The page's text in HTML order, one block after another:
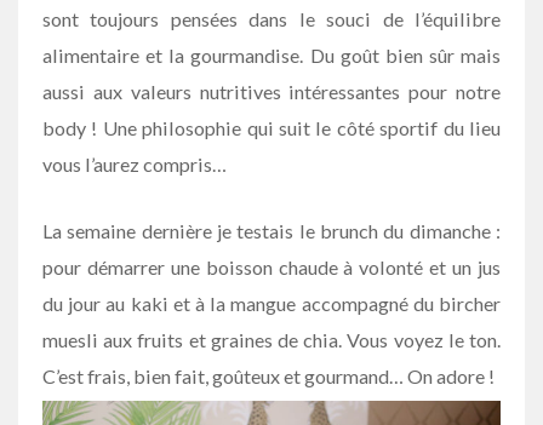
sont toujours pensées dans le souci de l’équilibre
alimentaire et la gourmandise. Du goût bien sûr mais
aussi aux valeurs nutritives intéressantes pour notre
body ! Une philosophie qui suit le côté sportif du lieu
vous l’aurez compris…
La semaine dernière je testais le brunch du dimanche :
pour démarrer une boisson chaude à volonté et un jus
du jour au kaki et à la mangue accompagné du bircher
muesli aux fruits et graines de chia. Vous voyez le ton.
C’est frais, bien fait, goûteux et gourmand… On adore !